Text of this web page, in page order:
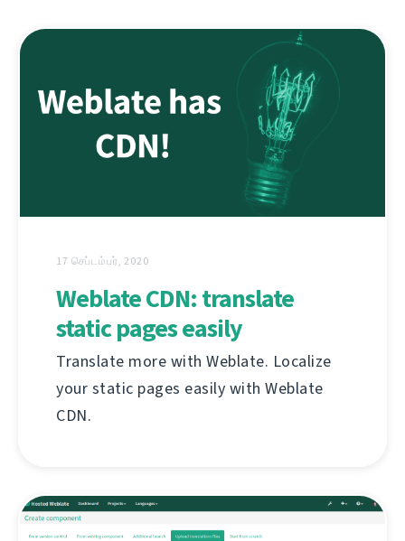
17 செப்டம்பர், 2020
Weblate CDN: translate
static pages easily
Translate more with Weblate. Localize
your static pages easily with Weblate
CDN.